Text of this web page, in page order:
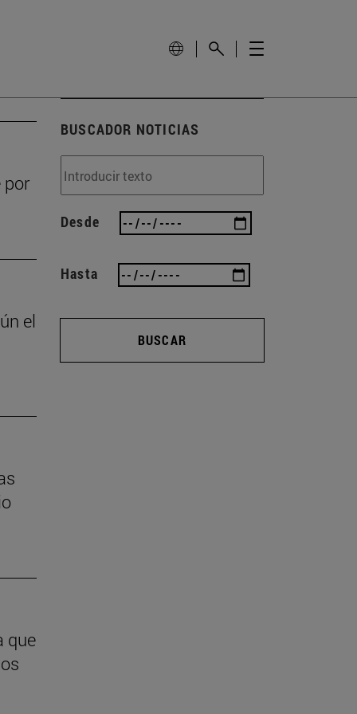
por
el
que
BUSCADOR NOTICIAS
Desde
Hasta
BUSCAR